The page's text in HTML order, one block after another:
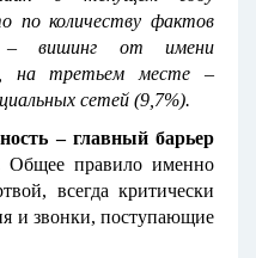
по количеству фактов
– вишинг от имени
на третьем месте –
сетей (9,7%).
– главный барьер
Общее правило именно
всегда критически
и звонки, поступающие